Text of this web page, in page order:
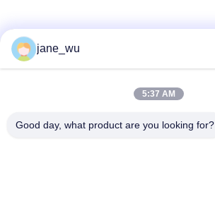
jane_wu
5:37 AM
Good day, what product are you looking for?